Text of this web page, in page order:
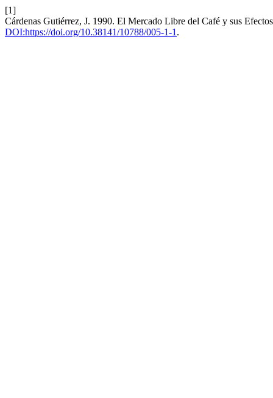
[1]
Cárdenas Gutiérrez, J. 1990. El Mercado Libre del Café y sus
DOI:https://doi.org/10.38141/10788/005-1-1 .